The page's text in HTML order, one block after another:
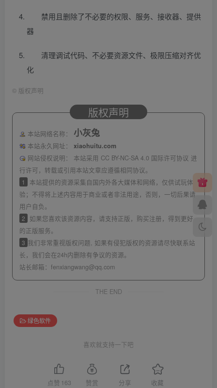
禁用且删除了不必要的权限、服务、接收器、提供
器
清理调试代码、不必要资源文件、极限压缩对齐优
化
© 版权声明
版权声明
本站网络名称： 小灰兔
本站永久网址：
xiaohuitu.com
网站侵权说明：
本站采用 CC BY-NC-SA 4.0 国际许可协议 进
行许可，转载或引用本站文章应遵循相同协议。
1
本站提供的资源采集自国内外各大媒体和网络，仅供试玩体
验；不得将上述内容用于商业或者非法用途，否则，一切后果请
用户自负。
2
如果您喜欢该资源内容，请支持正版，购买注册，得到更好
的正版服务。
3 我们非常重视版权问题, 如果有侵犯版权的资源请尽快联系站
长，我们会在24h内删除有争议的资源。
站长邮箱： fenxiangwang@qq.com
THE END
绿色软件
喜欢就支持一下吧
点赞 163 赞赏 分享 收藏